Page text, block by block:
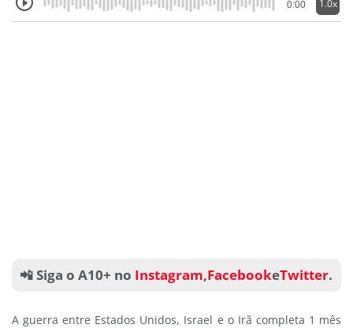
0:00 1.0x
📲 Siga o A10+ no Instagram,FacebookeTwitter.
A guerra entre Estados Unidos, Israel e o Irã completa 1 mês